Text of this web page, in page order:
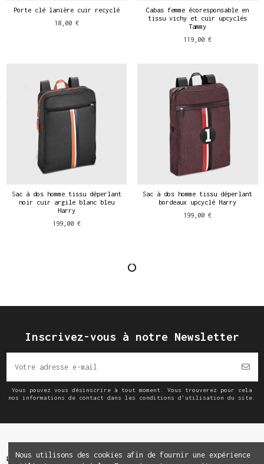
Porte clé lanière cuir recyclé
18,00 €
Cabas femme écoresponsable en
tissu vichy et cuir upcyclés
Tammy
119,00 €
Sac à dos homme tissu déperlant
noir cuir argile blanc bleu
Harry
199,00 €
Sac à dos homme tissu déperlant
bordeaux upcyclé Harry
199,00 €
Inscrivez-vous à notre Newsletter
Vous pouvez vous désinscrire à tout moment. Vous trouverez pour cela
nos informations de contact dans les conditions d'utilisation du site.
La Marque
Nous utilisons des cookies afin de fournir une expérience